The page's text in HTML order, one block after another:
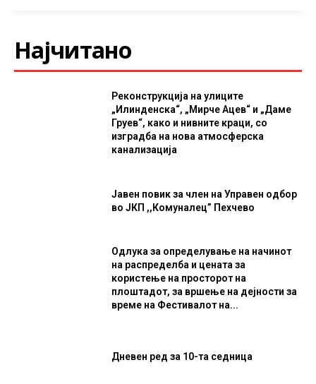
Најчитано
Реконструкција на улиците
„Илинденска“, „Мирче Ацев“ и „Даме
Груев“, како и нивните краци, со
изградба на нова атмосферска
канализација
Јавен повик за член на Управен одбор
во ЈКП ,,Комуналец” Пехчево
Одлука за определување на начинот
на распределба и цената за
користење на просторот на
плоштадот, за вршење на дејности за
време на Фестивалот на...
Дневен ред за 10-та седница